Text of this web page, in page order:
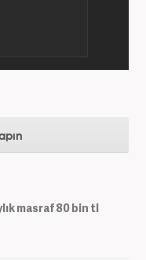
masraf 80 bin tl